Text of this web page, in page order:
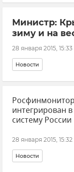
Министр:
зиму и на
28 января 2015, 15:33
Новости
интегрирован
систему России
28 января 2015, 15:32
Новости